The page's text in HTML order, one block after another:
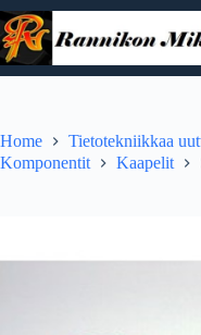
Skip
to
content
Home
Tietotekniikkaa
Komponentit
Kaapelit